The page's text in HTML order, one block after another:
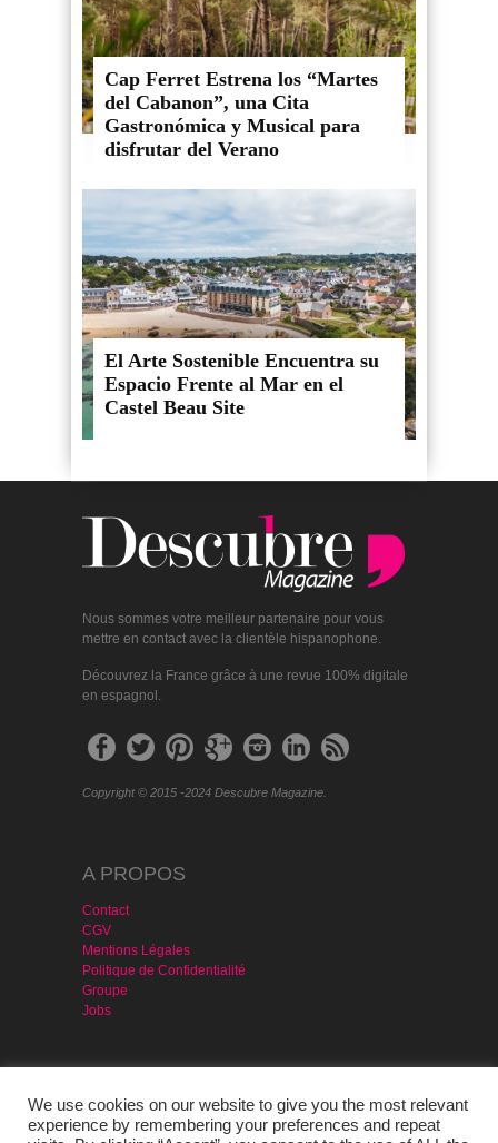
Cap Ferret Estrena los “Martes
del Cabanon”, una Cita
Gastronómica y Musical para
disfrutar del Verano
El Arte Sostenible Encuentra su
Espacio Frente al Mar en el
Castel Beau Site
Nous sommes votre meilleur partenaire pour vous
mettre en contact avec la clientèle hispanophone.
Découvrez la France grâce à une revue 100% digitale
en espagnol.
Copyright © 2015 -2024 Descubre Magazine.
A PROPOS
Contact
CGV
Mentions Légales
Politique de Confidentialité
Groupe
Jobs
MAGAZINE & SERVICES
Agencia Publicidad
Version PDF – Gratis
We use cookies on our website to give you the most relevant
experience by remembering your preferences and repeat